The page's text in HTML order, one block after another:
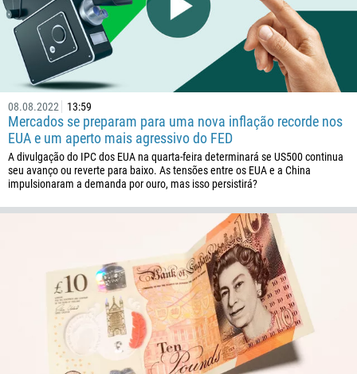
08.08.2022 13:59
Mercados se preparam para uma nova inflação recorde nos
EUA e um aperto mais agressivo do FED
A divulgação do IPC dos EUA na quarta-feira determinará se US500 continua
seu avanço ou reverte para baixo. As tensões entre os EUA e a China
impulsionaram a demanda por ouro, mas isso persistirá?